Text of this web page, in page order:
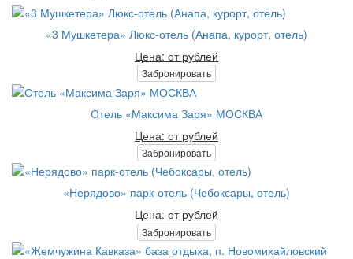
«3 Мушкетера» Люкс-отель (Анапа, курорт, отель)
Цена: от рублей
Забронировать
Отель «Максима Заря» МОСКВА
Цена: от рублей
Забронировать
«Нерядово» парк-отель (Чебоксары, отель)
Цена: от рублей
Забронировать